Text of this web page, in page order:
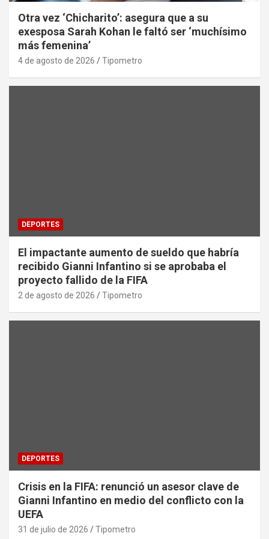
Otra vez ‘Chicharito’: asegura que a su
exesposa Sarah Kohan le faltó ser ‘muchísimo
más femenina’
4 de agosto de 2026 Tipometro
DEPORTES
El impactante aumento de sueldo que habría
recibido Gianni Infantino si se aprobaba el
proyecto fallido de la FIFA
2 de agosto de 2026 Tipometro
DEPORTES
Crisis en la FIFA: renunció un asesor clave de
Gianni Infantino en medio del conflicto con la
UEFA
31 de julio de 2026 Tipometro